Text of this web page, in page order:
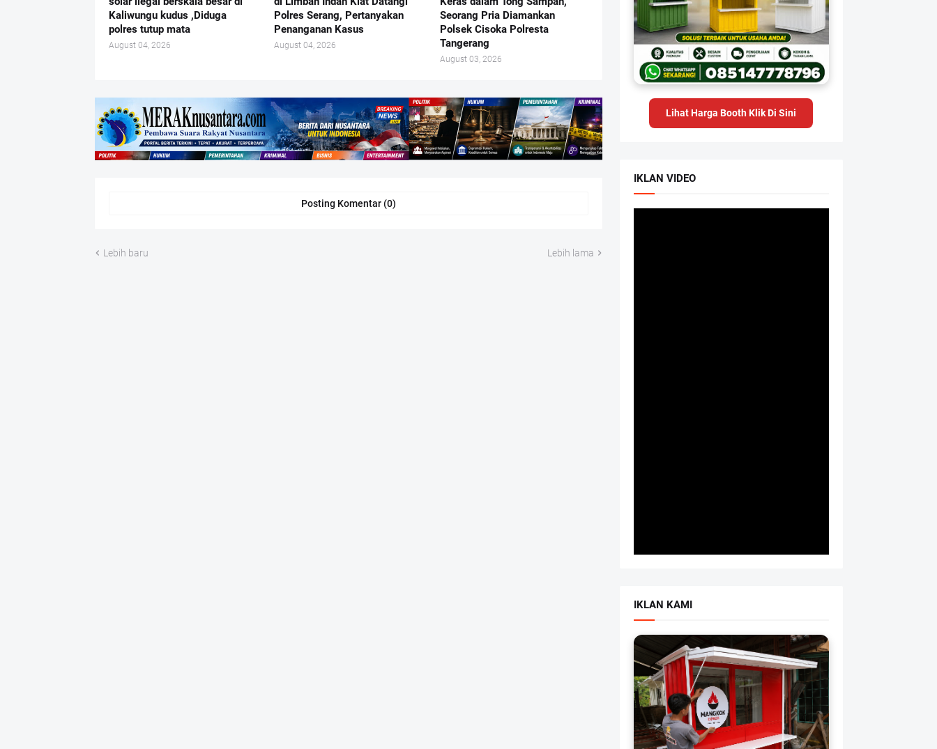
Kaliwungu kudus ,Diduga
polres tutup mata
August 04, 2026
Polres Serang, Pertanyakan
Penanganan Kasus
August 04, 2026
Seorang Pria Diamankan
Polsek Cisoka Polresta
Tangerang
August 03, 2026
Posting Komentar (0)
Lebih baru Lebih lama
Lihat Harga Booth Klik Di Sini
IKLAN VIDEO
IKLAN KAMI